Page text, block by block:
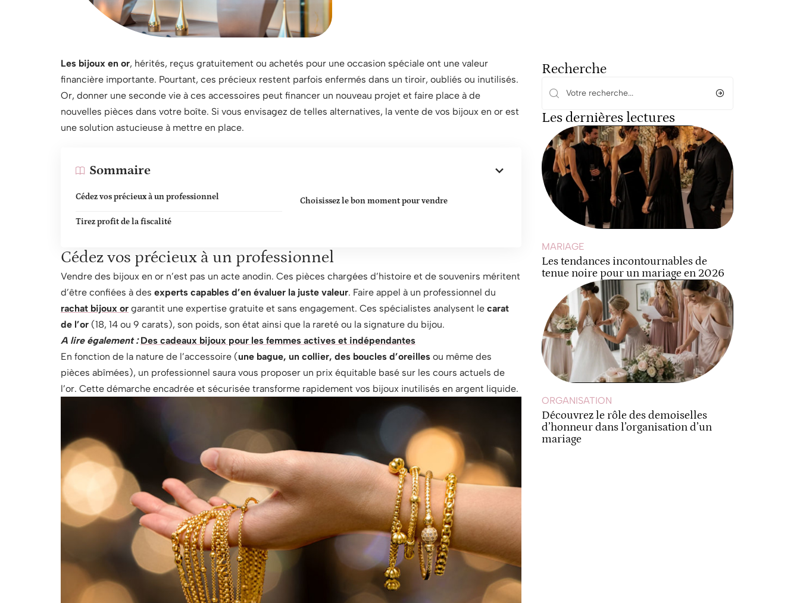
Les bijoux en or, hérités, reçus gratuitement ou achetés pour une occasion spéciale ont une valeur
financière importante. Pourtant, ces précieux restent parfois enfermés dans un tiroir, oubliés ou inutilisés.
Or, donner une seconde vie à ces accessoires peut financer un nouveau projet et faire place à de
nouvelles pièces dans votre boîte. Si vous envisagez de telles alternatives, la vente de vos bijoux en or est
une solution astucieuse à mettre en place.
Sommaire
Cédez vos précieux à un professionnel Choisissez le bon moment pour vendre
Tirez profit de la fiscalité
Cédez vos précieux à un professionnel
Vendre des bijoux en or n’est pas un acte anodin. Ces pièces chargées d’histoire et de souvenirs méritent
d’être confiées à des experts capables d’en évaluer la juste valeur. Faire appel à un professionnel du
rachat bijoux or garantit une expertise gratuite et sans engagement. Ces spécialistes analysent le carat
de l’or (18, 14 ou 9 carats), son poids, son état ainsi que la rareté ou la signature du bijou.
A lire également : Des cadeaux bijoux pour les femmes actives et indépendantes
En fonction de la nature de l’accessoire (une bague, un collier, des boucles d’oreilles ou même des
pièces abîmées), un professionnel saura vous proposer un prix équitable basé sur les cours actuels de
l’or. Cette démarche encadrée et sécurisée transforme rapidement vos bijoux inutilisés en argent liquide.
Recherche
Les dernières lectures
MARIAGE
Les tendances incontournables de
tenue noire pour un mariage en 2026
ORGANISATION
Découvrez le rôle des demoiselles
d’honneur dans l’organisation d’un
mariage